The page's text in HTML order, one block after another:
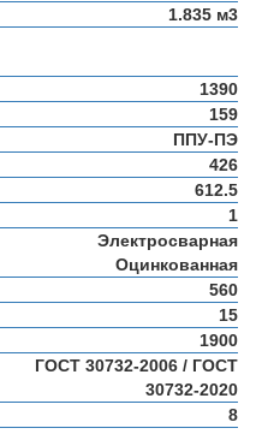
1.835 м3
1390
159
ППУ-ПЭ
426
612.5
1
Электросварная
Оцинкованная
560
15
1900
ГОСТ 30732-2006 / ГОСТ
30732-2020
8